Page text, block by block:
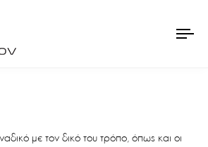
με τον δικό του τρόπο, όπως και οι